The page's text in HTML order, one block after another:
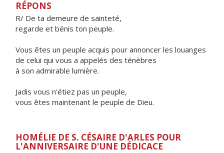
RÉPONS
R/ De ta demeure de sainteté,
regarde et bénis ton peuple.
Vous êtes un peuple acquis pour annoncer les louanges
de celui qui vous a appelés des ténèbres
à son admirable lumière.
Jadis vous n'étiez pas un peuple,
vous êtes maintenant le peuple de Dieu.
HOMÉLIE DE S. CÉSAIRE D'ARLES POUR
L'ANNIVERSAIRE D'UNE DÉDICACE